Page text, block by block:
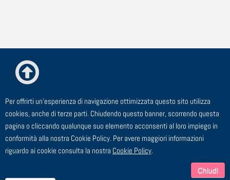
© ESTE Srl - Via Cagliero, 23 - 20125 Milano
TEL: 02 91 43 44 00 - FAX: 02 91 43 44 24 - EMAIL:
segreteria@este.it - P.I. 00729910158
Per offrirti un'esperienza di navigazione ottimizzata questo sito utilizza
cookies, anche di terze parti. Chiudendo questo banner, scorrendo questa
pagina o cliccando qualunque suo elemento acconsenti al loro impiego in
conformità alla nostra Cookie Policy. Per avere maggiori informazioni
riguardo ai cookie consulta la nostra Cookie Policy.
Chiudi